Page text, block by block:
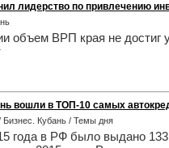
лидерство по привлечению
объем ВРП края не
вошли в ТОП-10 самых
Бизнес. Кубань / Темы дня
года в РФ было выдано